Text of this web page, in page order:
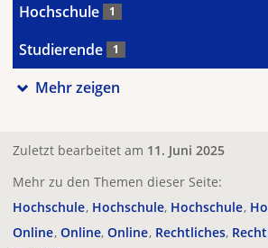
Hochschule 1
Studierende 1
Mehr zeigen
Zuletzt bearbeitet am 11. Juni 2025
Mehr zu den Themen dieser Seite:
Hochschule Hochschule Hochschule
Online Online Online Rechtliches